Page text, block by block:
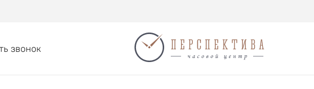
звонок